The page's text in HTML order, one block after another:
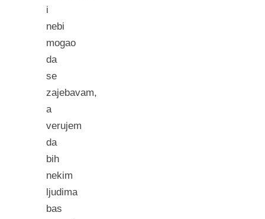
i
nebi
mogao
da
se
zajebavam,
a
verujem
da
bih
nekim
ljudima
bas